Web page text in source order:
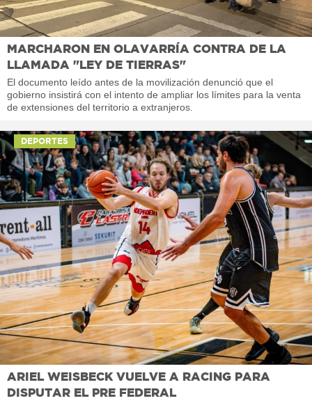
MARCHARON EN OLAVARRÍA CONTRA DE LA
LLAMADA "LEY DE TIERRAS"
El documento leído antes de la movilización denunció que el
gobierno insistirá con el intento de ampliar los límites para la venta
de extensiones del territorio a extranjeros.
DEPORTES
ARIEL WEISBECK VUELVE A RACING PARA
DISPUTAR EL PRE FEDERAL